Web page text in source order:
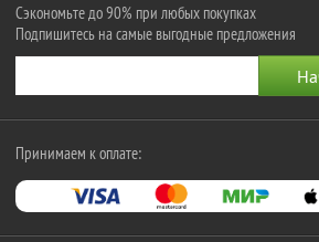
Сэкономьте до 90% при любых покупках
Подпишитесь на самые выгодные предложения
Принимаем к оплате: